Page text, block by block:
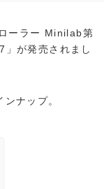
ーラー Minilab第
が発売されまし
ナップ。